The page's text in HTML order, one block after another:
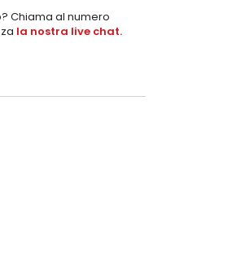
Chiama al numero
la nostra live chat.